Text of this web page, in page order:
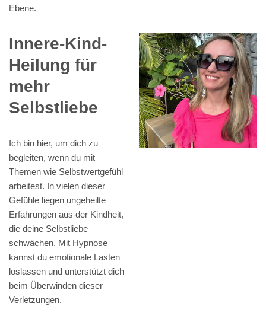
Ebene.
Innere-Kind-
Heilung für
mehr
Selbstliebe
Ich bin hier, um dich zu
begleiten, wenn du mit
Themen wie Selbstwertgefühl
arbeitest. In vielen dieser
Gefühle liegen ungeheilte
Erfahrungen aus der Kindheit,
die deine Selbstliebe
schwächen. Mit Hypnose
kannst du emotionale Lasten
loslassen und unterstützt dich
beim Überwinden dieser
Verletzungen.